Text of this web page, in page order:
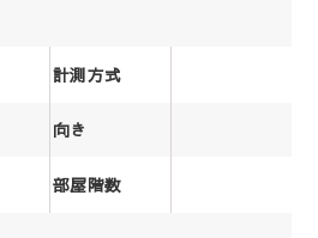
計測方式
向き
部屋階数